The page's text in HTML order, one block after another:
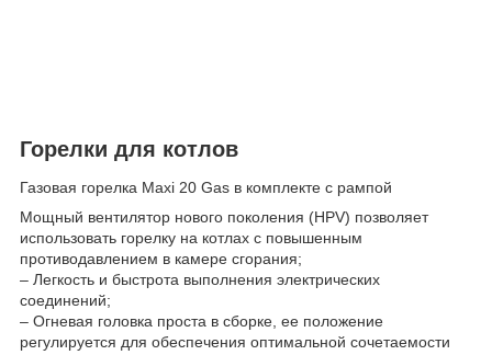
Горелки для котлов
Газовая горелка Maxi 20 Gas в комплекте с рампой
Мощный вентилятор нового поколения (HPV) позволяет
использовать горелку на котлах с повышенным
противодавлением в камере сгорания;
– Легкость и быстрота выполнения электрических
соединений;
– Огневая головка проста в сборке, ее положение
регулируется для обеспечения оптимальной сочетаемости